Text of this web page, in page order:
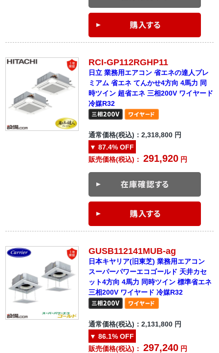
RCI-GP112RGHP11
日立 業務用エアコン 省エネの達人プレ
ミアム 省エネ てんかせ4方向 4馬力 同
時ツイン 超省エネ 三相200V ワイヤード
冷媒R32
通常価格(税込)：2,318,800 円
▼ 87.4% OFF
販売価格(税込)：291,920 円
GUSB112141MUB-ag
日本キヤリア(旧東芝) 業務用エアコン
スーパーパワーエコゴールド 天井カセ
ット4方向 4馬力 同時ツイン 標準省エネ
三相200V ワイヤード 冷媒R32
通常価格(税込)：2,131,800 円
▼ 86.1% OFF
販売価格(税込)：297,240 円